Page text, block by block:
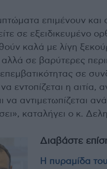
επιμένουν
σε εξειδικευμένο
καλά με λίγη
σε βαρύτερες
σε
εντοπίζεται η
να αντιμετωπίζεται
καταλήγει ο κ.
Διαβάστε
Η πυραμίδα